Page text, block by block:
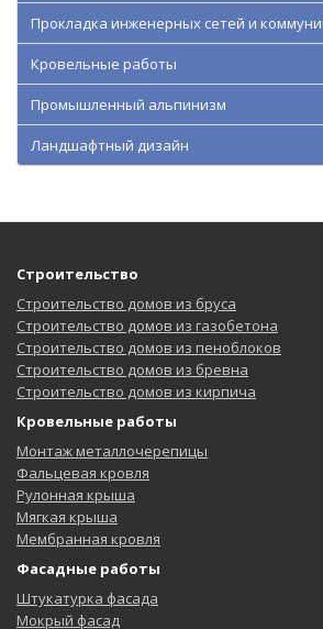
Прокладка инженерных сетей и
Кровельные работы
Промышленный альпинизм
Ландшафтный дизайн
Строительство
Строительство домов из бруса
Строительство домов из газобетона
Строительство домов из пеноблоков
Строительство домов из бревна
Строительство домов из кирпича
Кровельные работы
Монтаж металлочерепицы
Фальцевая кровля
Рулонная крыша
Мягкая крыша
Мембранная кровля
Фасадные работы
Штукатурка фасада
Мокрый фасад